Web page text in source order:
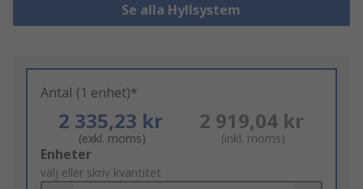
Se alla Hyllsystem
Antal (1 enhet)*
2 335,23 kr
(exkl. moms)
2 919,04 kr
(inkl. moms)
Add
to
Enheter
välj eller skriv kvantitet